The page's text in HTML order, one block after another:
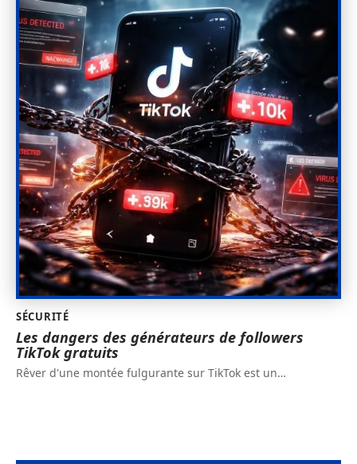
SÉCURITÉ
Les dangers des générateurs de followers
TikTok gratuits
Rêver d'une montée fulgurante sur TikTok est un…